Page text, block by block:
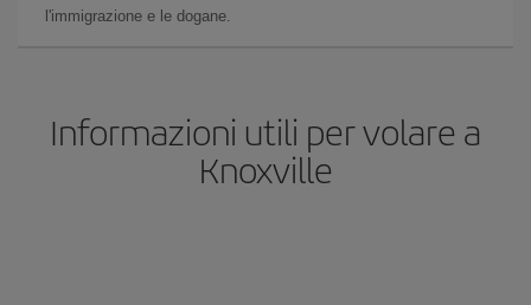
l'immigrazione e le dogane.
Informazioni utili per volare a
Knoxville